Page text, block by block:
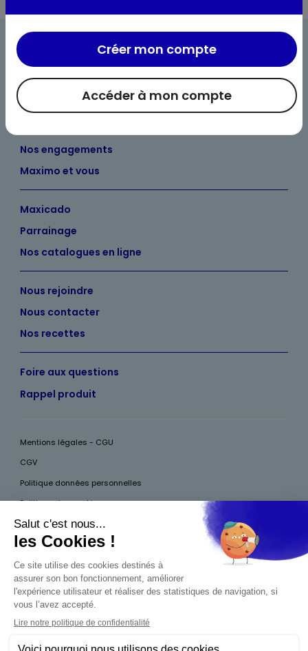
Nos engagements
Maximo et vous
Maxicado
Parrainage
Nos catalogues en ligne
Nous rejoindre
Nous contacter
Nos recettes
Foire aux questions
Rappel produit
Mentions légales - CGU
CGV
Politique données personnelles
Politique des cookies
Accessibilité
Pour votre santé, mangez au moins cinq fruits et légumes par jour, plus
d’infos surwww.mangerbouger.fr
Accéder à mon compte
Créer mon compte